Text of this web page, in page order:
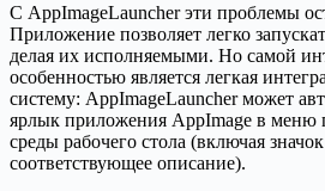
С AppImageLauncher эти проблемы
Приложение позволяет легко
делая их исполняемыми. Но самой
особенностью является легкая
систему: AppImageLauncher может
ярлык приложения AppImage в меню
среды рабочего стола (включая
соответствующее описание).